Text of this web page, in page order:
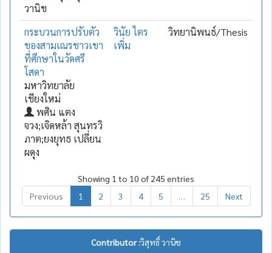
วานิช
กระบวนการปรับตัว
ของสามเณรชาวเขา
ที่ศึกษาในวัดศรี
โสดา
มหาวิทยาลัย
เชียงใหม่
พศิน แตง
จวง;เจิดหล้า สุนทรวิ
ภาต;ยงยุทธ เปลี่ยน
ผดุง
วินัย ไตร
เพิ่ม
วิทยานิพนธ์/Thesis
Showing 1 to 10 of 245 entries
Previous
1 2 3 4 5 25 Next
Contributor :วิสุทธิ์ วานิช